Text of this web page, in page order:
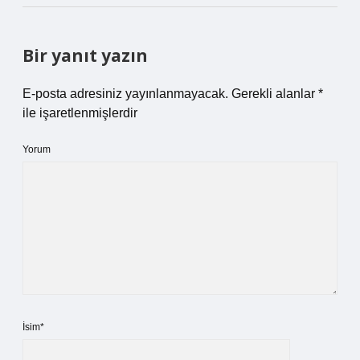
Bir yanıt yazın
E-posta adresiniz yayınlanmayacak. Gerekli alanlar *
ile işaretlenmişlerdir
Yorum
İsim*